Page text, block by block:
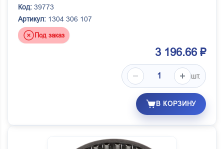
Код: 39773
Артикул: 1304 306 107
Под заказ
3 196.66 ₽
шт.
В КОРЗИНУ